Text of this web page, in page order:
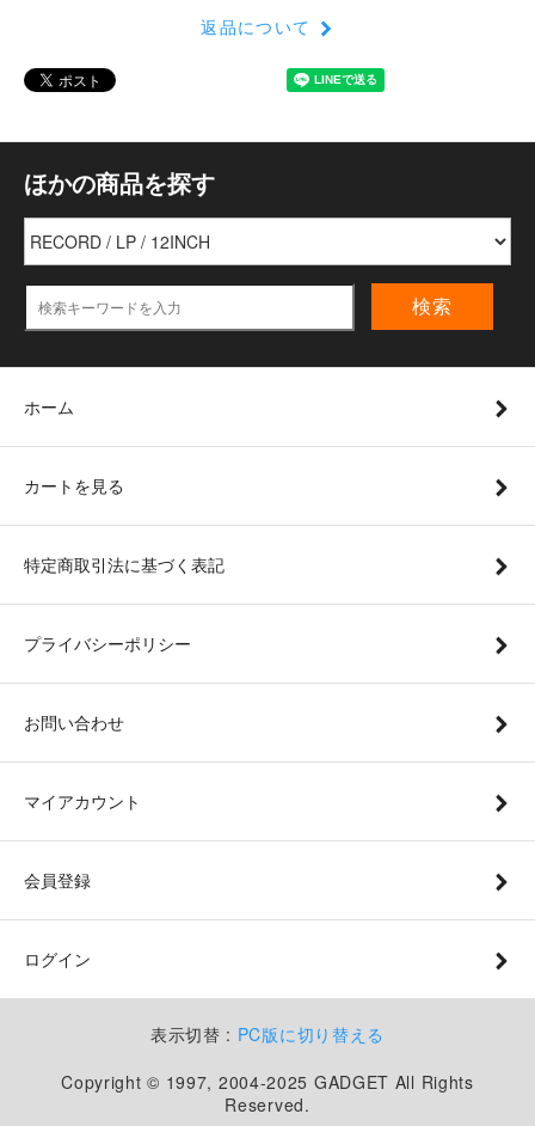
返品について
ほかの商品を探す
検索
ホーム
カートを見る
特定商取引法に基づく表記
プライバシーポリシー
お問い合わせ
マイアカウント
会員登録
ログイン
表示切替 : PC版に切り替える
Copyright © 1997, 2004-2025 GADGET All Rights
Reserved.